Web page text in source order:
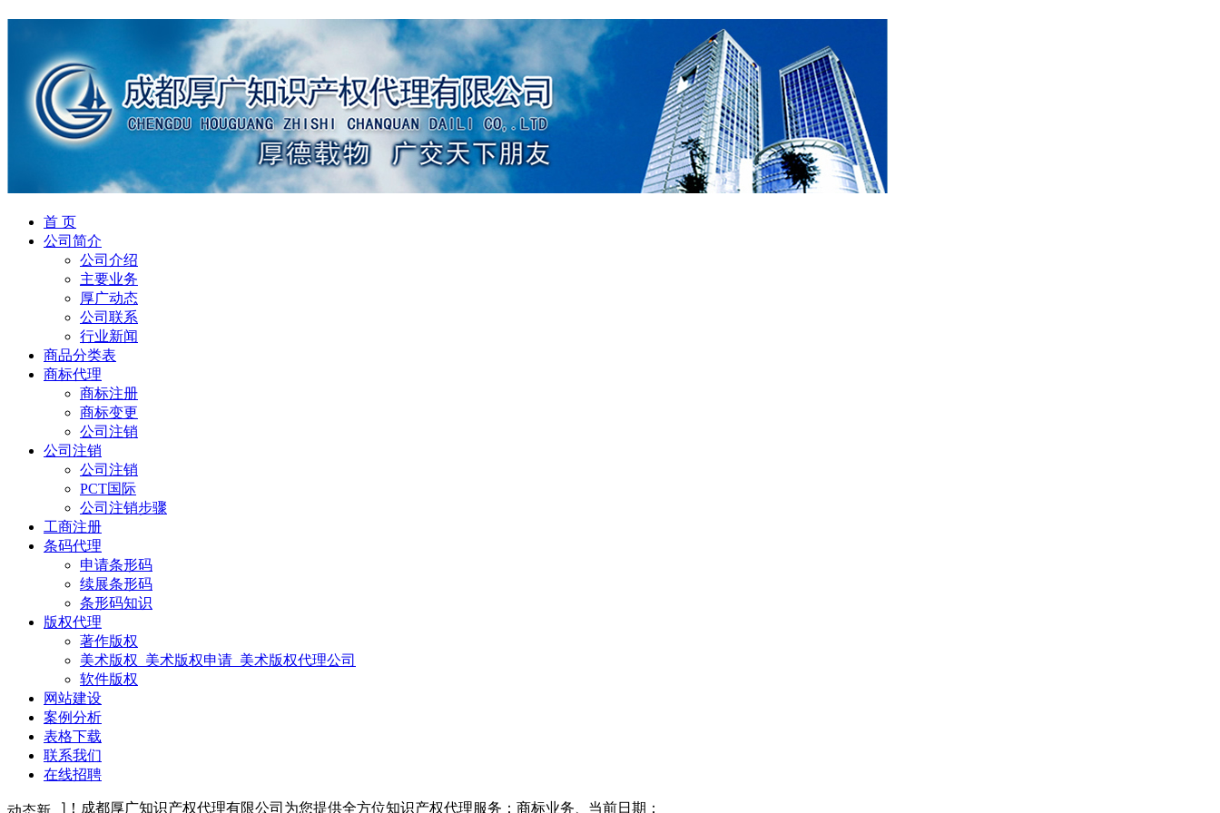
首 页
公司简介
公司介绍
主要业务
厚广动态
公司联系
行业新闻
商品分类表
商标代理
商标注册
商标变更
公司注销
公司注销
公司注销
PCT国际
公司注销步骤
工商注册
条码代理
申请条形码
续展条形码
条形码知识
版权代理
著作版权
美术版权_美术版权申请_美术版权代理公司
软件版权
网站建设
案例分析
表格下载
联系我们
在线招聘
一切！成都厚广知识产权代理有限公司为您提供全方位知识产权代理服务：商标业务、专利业务、公司登记注册、版权登记、条形码业务等。欢迎垂询咨询热线：18008077028、
当前日期：